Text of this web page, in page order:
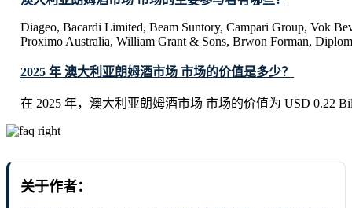
Diageo, Bacardi Limited, Beam Suntory, Campari Group, Vok
Proximo Australia, William Grant & Sons, Brwon Forman,
2025 年 澳大利亚朗姆酒市场 市场的价值是多少？
在 2025 年，澳大利亚朗姆酒市场 市场的价值为 USD 0.22
关于作者：